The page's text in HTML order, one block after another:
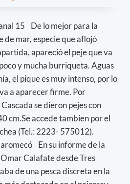
15 De lo mejor para la
de mar, especie que aflojó
apareció el peje que va
y mucha burriqueta. Aguas
el pique es muy intenso, por lo
a aparecer firme. Por
se dieron pejes con
cm.Se accede tambien por el
(Tel.: 2223- 575012).
En su informe de la
Omar Calafate desde Tres
de una pesca discreta en la